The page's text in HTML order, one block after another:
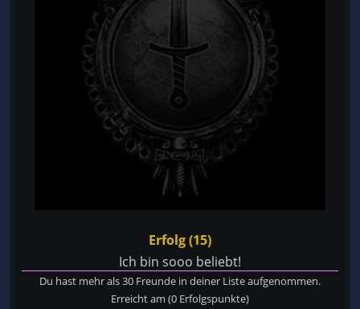
Erfolg (15)
Ich bin sooo beliebt!
Du hast mehr als 30 Freunde in deiner Liste aufgenommen.
Erreicht am (0 Erfolgspunkte)